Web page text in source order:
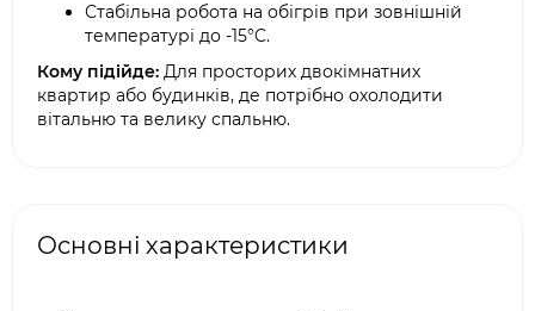
Стабільна робота на обігрів при зовнішній
температурі до -15°C.
Кому підійде: Для просторих двокімнатних
квартир або будинків, де потрібно охолодити
вітальню та велику спальню.
Основні характеристики